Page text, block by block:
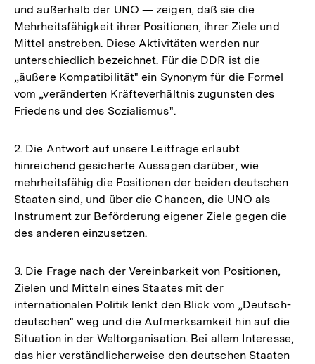
und außerhalb der UNO — zeigen, daß sie die
Mehrheitsfähigkeit ihrer Positionen, ihrer Ziele und
Mittel anstreben. Diese Aktivitäten werden nur
unterschiedlich bezeichnet. Für die DDR ist die
„äußere Kompatibilität" ein Synonym für die Formel
vom „veränderten Kräfteverhältnis zugunsten des
Friedens und des Sozialismus".
2. Die Antwort auf unsere Leitfrage erlaubt
hinreichend gesicherte Aussagen darüber, wie
mehrheitsfähig die Positionen der beiden deutschen
Staaten sind, und über die Chancen, die UNO als
Instrument zur Beförderung eigener Ziele gegen die
des anderen einzusetzen.
3. Die Frage nach der Vereinbarkeit von Positionen,
Zielen und Mitteln eines Staates mit der
internationalen Politik lenkt den Blick vom „Deutsch-
deutschen" weg und die Aufmerksamkeit hin auf die
Situation in der Weltorganisation. Bei allem Interesse,
das hier verständlicherweise den deutschen Staaten